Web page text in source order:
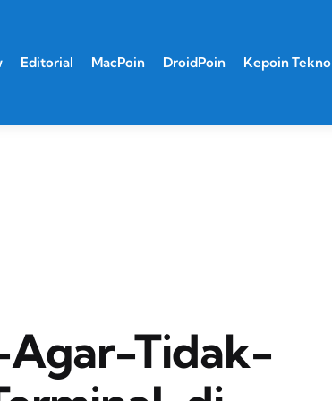
Editorial MacPoin DroidPoin Kepoin Tekno
Tidak-